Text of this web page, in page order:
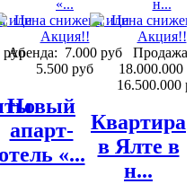
руб
Аренда: 7.000 руб
5.500 руб
Новый
апарт-
отель «...
Продажа:
18.000.000
16.500.000
Квартира
в Ялте в
н...